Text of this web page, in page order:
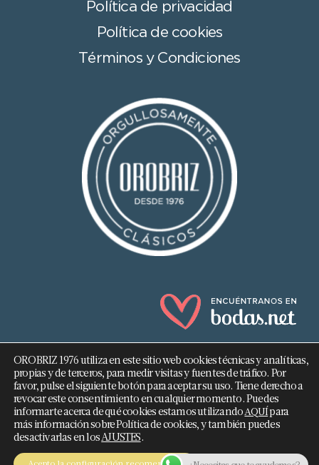
Política de privacidad
Política de cookies
Términos y Condiciones
682 293 876
info@orobriz.es
OROBRIZ 1976 - 2026 ©
OROBRIZ 1976 utiliza en este sitio web cookies técnicas y analíticas,
propias y de terceros, para medir visitas y fuentes de tráfico. Por
favor, pulse el siguiente botón para aceptar su uso. Tiene derecho a
revocar este consentimiento en cualquier momento. Puedes
informarte acerca de qué cookies estamos utilizandoAQUÍpara
más información sobre Política de cookies, y también puedes
desactivarlas en losAJUSTES.